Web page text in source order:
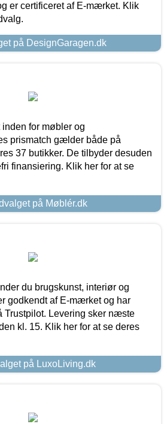
er certificeret af E-mærket. Klik
på DesignGaragen.dk
for møbler og
prismatch gælder både på
37 butikker. De tilbyder desuden
finansiering. Klik her for at se
på Møblér.dk
du brugskunst, interiør og
godkendt af E-mærket og har
Trustpilot. Levering sker næste
kl. 15. Klik her for at se deres
på LuxoLiving.dk